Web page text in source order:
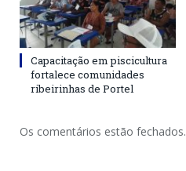
Capacitação em piscicultura
fortalece comunidades
ribeirinhas de Portel
Os comentários estão fechados.